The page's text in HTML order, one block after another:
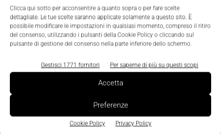
Clicca qui sotto per acconsentire a quanto sopra o per fare scelte
dettagliate. Le tue scelte saranno applicate solamente a questo sito. È
possibile modificare le impostazioni in qualsiasi momento, compreso il ritiro
del consenso, utilizzando i pulsanti della Cookie Policy o cliccando sul
pulsante di gestione del consenso nella parte inferiore dello schermo.
Gestisci 1771 fornitori Per saperne di più su questi scopi
Accetta
Preferenze
Cookie Policy Privacy Policy
Ethernet compatto a 4 porte 10/100 Mbts. L'unità è
configurabile tramite semplici Dip switch. Il
dispositivo supporta fibra ottica multimode o